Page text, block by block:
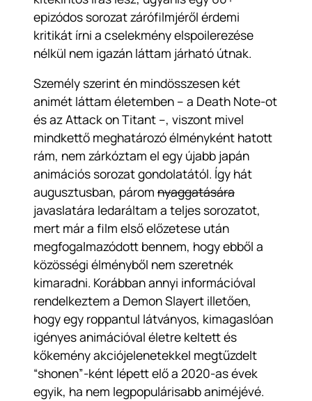
epizódos sorozat zárófilmjéről érdemi
kritikát írni a cselekmény elspoilerezése
nélkül nem igazán láttam járható útnak.
Személy szerint én mindösszesen két
animét láttam életemben – a Death Note-ot
és az Attack on Titant –, viszont mivel
mindkettő meghatározó élményként hatott
rám, nem zárkóztam el egy újabb japán
animációs sorozat gondolatától. Így hát
augusztusban, párom nyaggatására
javaslatára ledaráltam a teljes sorozatot,
mert már a film első előzetese után
megfogalmazódott bennem, hogy ebből a
közösségi élményből nem szeretnék
kimaradni. Korábban annyi információval
rendelkeztem a Demon Slayert illetően,
hogy egy roppantul látványos, kimagaslóan
igényes animációval életre keltett és
kőkemény akciójelenetekkel megtűzdelt
“shonen”-ként lépett elő a 2020-as évek
egyik, ha nem legpopulárisabb animéjévé.